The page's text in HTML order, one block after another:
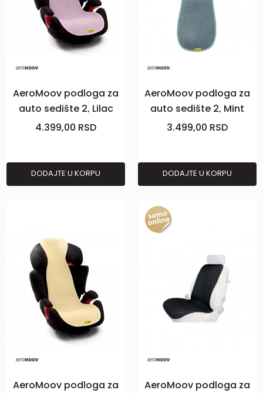
AeroMoov podloga za
auto sedište 2, Lilac
4.399,00 RSD
DODAJTE U KORPU
AeroMoov podloga za
auto sedište 2, Mint
3.499,00 RSD
DODAJTE U KORPU
AeroMoov podloga za
AeroMoov podloga za